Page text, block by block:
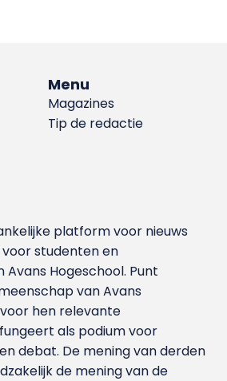
Menu
Magazines
Tip de redactie
platform voor nieuws
studenten en
Hoge­school. Punt
van Avans
hen relevante
als podium voor
debat. De mening van derden
de mening van de